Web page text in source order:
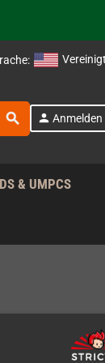
search person Anmelden
& UMPCS